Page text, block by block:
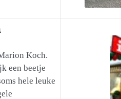
Koch.
een beetje
hele leuke